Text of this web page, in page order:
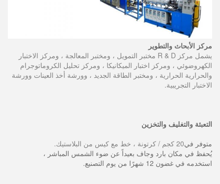
مركز الأبحاث والتطوير
يشمل مركز R & D مختبر التمويل ، ومختبر المعالجة ، ومركز الاختبار
الكهروضوئي ، ومركز اختبار الميكانيكا ، ومركز تحليل الكروماتوجرام
والحرارية الحرارية ، ومختبر الطاقة الجديد ، وورشة أخذ العينات وورشة
الاختبار التجريبية.
التعبئة والتغليف والتخزين
متوفر في20 كجم / كرتونة ، خط مع كيس من البلاستيك.
يُحفظ في مكان بارد وجاف بعيداً عن ضوء الشمس المباشر ،
استخدمه في غضون 12 شهرًا من يوم التصنيع.